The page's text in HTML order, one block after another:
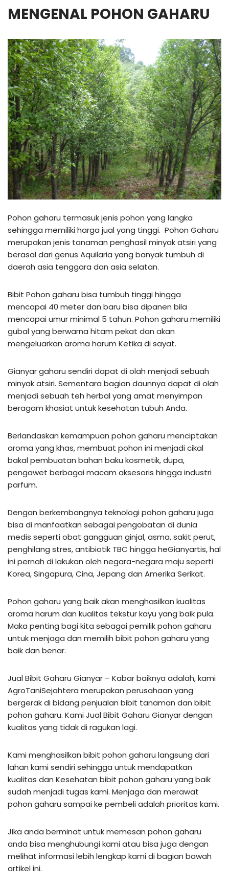
MENGENAL POHON GAHARU
Pohon gaharu termasuk jenis pohon yang langka
sehingga memiliki harga jual yang tinggi. Pohon Gaharu
merupakan jenis tanaman penghasil minyak atsiri yang
berasal dari genus Aquilaria yang banyak tumbuh di
daerah asia tenggara dan asia selatan.
Bibit Pohon gaharu bisa tumbuh tinggi hingga
mencapai 40 meter dan baru bisa dipanen bila
mencapai umur minimal 5 tahun. Pohon gaharu memiliki
gubal yang berwarna hitam pekat dan akan
mengeluarkan aroma harum Ketika di sayat.
Gianyar gaharu sendiri dapat di olah menjadi sebuah
minyak atsiri. Sementara bagian daunnya dapat di olah
menjadi sebuah teh herbal yang amat menyimpan
beragam khasiat untuk kesehatan tubuh Anda.
Berlandaskan kemampuan pohon gaharu menciptakan
aroma yang khas, membuat pohon ini menjadi cikal
bakal pembuatan bahan baku kosmetik, dupa,
pengawet berbagai macam aksesoris hingga industri
parfum.
Dengan berkembangnya teknologi pohon gaharu juga
bisa di manfaatkan sebagai pengobatan di dunia
medis seperti obat gangguan ginjal, asma, sakit perut,
penghilang stres, antibiotik TBC hingga heGianyartis, hal
ini pernah di lakukan oleh negara-negara maju seperti
Korea, Singapura, Cina, Jepang dan Amerika Serikat.
Pohon gaharu yang baik akan menghasilkan kualitas
aroma harum dan kualitas tekstur kayu yang baik pula.
Maka penting bagi kita sebagai pemilik pohon gaharu
untuk menjaga dan memilih bibit pohon gaharu yang
baik dan benar.
Jual Bibit Gaharu Gianyar – Kabar baiknya adalah, kami
AgroTaniSejahtera merupakan perusahaan yang
bergerak di bidang penjualan bibit tanaman dan bibit
pohon gaharu. Kami Jual Bibit Gaharu Gianyar dengan
kualitas yang tidak di ragukan lagi.
Kami menghasilkan bibit pohon gaharu langsung dari
lahan kami sendiri sehingga untuk mendapatkan
kualitas dan Kesehatan bibit pohon gaharu yang baik
sudah menjadi tugas kami. Menjaga dan merawat
pohon gaharu sampai ke pembeli adalah prioritas kami.
Jika anda berminat untuk memesan pohon gaharu
anda bisa menghubungi kami atau bisa juga dengan
melihat informasi lebih lengkap kami di bagian bawah
artikel ini.